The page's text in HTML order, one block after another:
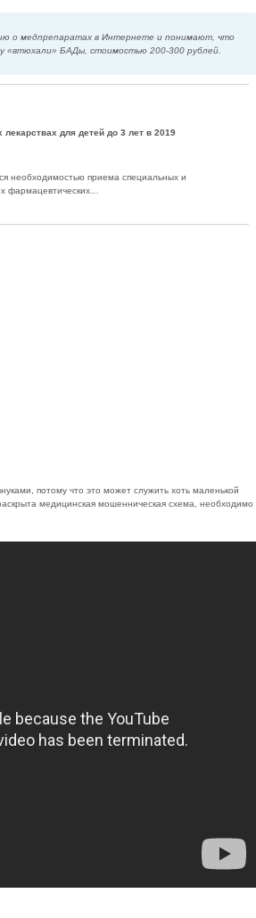
о медпрепаратах в Интернете и понимают, что
«втюхали» БАДы, стоимостью 200-300 рублей.
для детей до 3 лет в 2019
необходимостью приема специальных и
фармацевтических…
потому что это может служить хоть маленькой
медицинская мошенническая схема, необходимо